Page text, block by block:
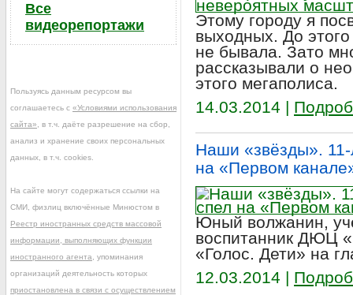
Этому городу я
выходных. До
не бывала. Зато
рассказывали о
этого мегаполиса.
14.03.2014 |
Наши «звёзды».
на «Первом
Юный волжанин,
воспитанник ДЮЦ
«Голос. Дети» на
12.03.2014 |
Все
видеорепортажи
Пользуясь данным ресурсом вы
соглашаетесь с «Условиями использования
сайта» , в т.ч. даёте разрешение на сбор,
анализ и хранение своих персональных
данных, в т.ч. cookies.
На сайте могут содержаться ссылки на
СМИ, физлиц включённые Минюстом в
Реестр иностранных средств массовой
информации, выполняющих функции
иностранного агента , упоминания
организаций деятельность которых
приостановлена в связи с осуществлением